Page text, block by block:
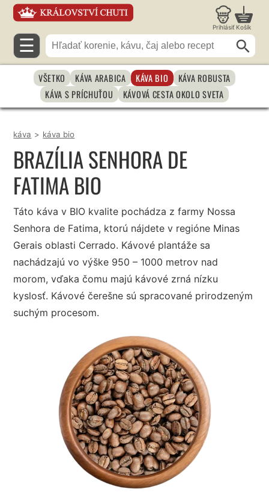
Prihlásiť Košík
☰
VŠETKO KÁVA ARABICA KÁVA BIO
KÁVA ROBUSTA
KÁVA S PRÍCHUŤOU
KÁVOVÁ CESTA OKOLO SVETA
káva > káva bio
BRAZÍLIA SENHORA DE
FATIMA BIO
Táto káva v BIO kvalite pochádza z farmy Nossa
Senhora de Fatima, ktorú nájdete v regióne Minas
Gerais oblasti Cerrado. Kávové plantáže sa
nachádzajú vo výške 950 – 1000 metrov nad
morom, vďaka čomu majú kávové zrná nízku
kyslosť. Kávové čerešne sú spracované prirodzeným
suchým procesom.